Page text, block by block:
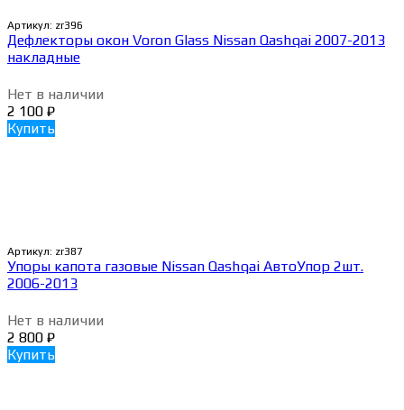
Артикул: zr396
Дефлекторы окон Voron Glass Nissan Qashqai 2007-2013
накладные
Нет в наличии
2 100 ₽
Купить
Артикул: zr387
Упоры капота газовые Nissan Qashqai АвтоУпор 2шт.
2006-2013
Нет в наличии
2 800 ₽
Купить